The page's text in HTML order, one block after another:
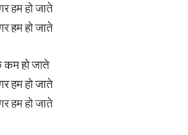
हम हो जाते
हम हो जाते
कम हो जाते
हम हो जाते
हम हो जाते